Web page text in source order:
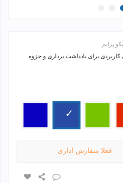
پرایم
برای یادداشت برداری و جزوه
فعلا سفارش اداری